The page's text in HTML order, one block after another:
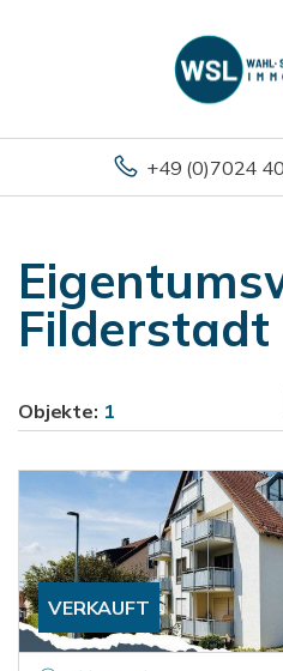
+49 (0)7024
Filderstadt
Objekte: 1
VERKAUFT